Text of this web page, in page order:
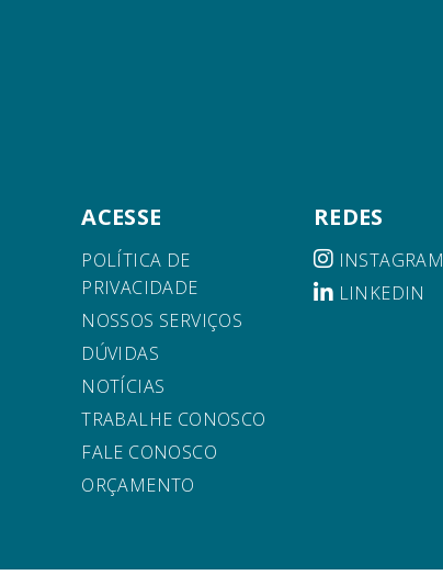
ACESSE
POLÍTICA DE
PRIVACIDADE
NOSSOS SERVIÇOS
DÚVIDAS
NOTÍCIAS
TRABALHE CONOSCO
FALE CONOSCO
ORÇAMENTO
REDES
INSTAGRAM
LINKEDIN